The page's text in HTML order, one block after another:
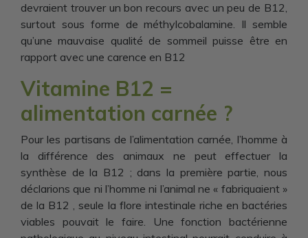
devraient trouver un bon recours avec un peu de B12,
surtout sous forme de méthylcobalamine. Il semble
qu’une mauvaise qualité de sommeil puisse être en
rapport avec une carence en B12
Vitamine B12 =
alimentation carnée ?
Pour les partisans de l’alimentation carnée, l’homme à
la différence des animaux ne peut effectuer la
synthèse de la B12 ; dans la première partie, nous
déclarions que ni l’homme ni l’animal ne « fabriquaient »
de la B12 , seule la flore intestinale riche en bactéries
viables pouvait le faire. Une fonction bactérienne